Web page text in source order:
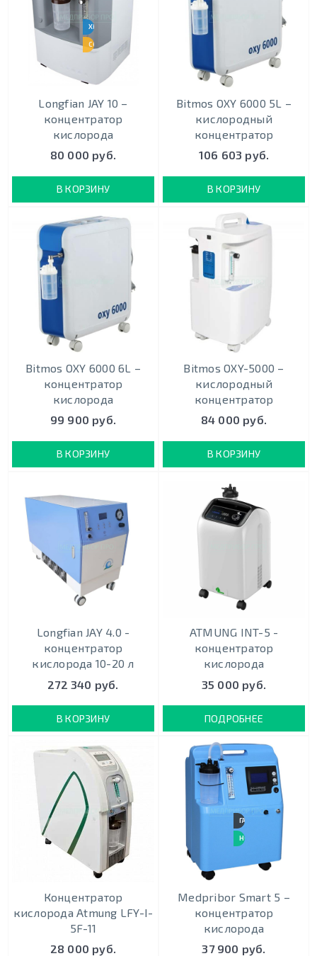
ХИТ ПРОДАЖ
СОХРАНЯЕМ ЦЕНУ
Longfian JAY 10 –
концентратор
кислорода
80 000 руб.
В КОРЗИНУ
Bitmos OXY 6000 5L –
кислородный
концентратор
106 603 руб.
В КОРЗИНУ
Bitmos ОXY 6000 6L –
концентратор
кислорода
99 900 руб.
В КОРЗИНУ
Bitmos OXY-5000 –
кислородный
концентратор
84 000 руб.
В КОРЗИНУ
Longfian JAY 4.0 -
концентратор
кислорода 10-20 л
272 340 руб.
В КОРЗИНУ
ATMUNG INT-5 -
концентратор
кислорода
35 000 руб.
ПОДРОБНЕЕ
Концентратор
кислорода Atmung LFY-I-
5F-11
28 000 руб.
ГАРАНТИЯ 3 ГОДА
НОВИНКА
Medpribor Smart 5 –
концентратор
кислорода
37 900 руб.